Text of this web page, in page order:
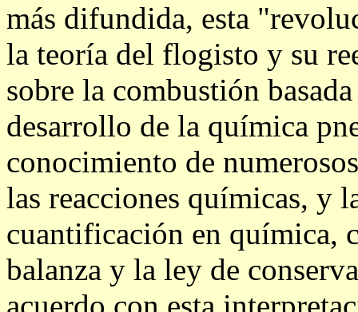
más difundida, esta
la teoría del flogisto y su
sobre la combustión
desarrollo de la química
conocimiento de
las reacciones químicas, y
cuantificación en química,
balanza y la ley de